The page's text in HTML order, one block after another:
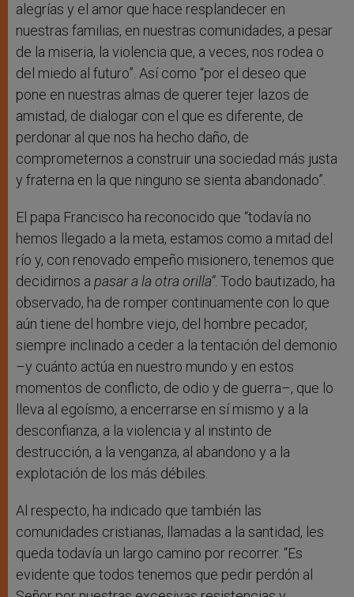
alegrías y el amor que hace resplandecer en
nuestras familias, en nuestras comunidades, a pesar
de la miseria, la violencia que, a veces, nos rodea o
del miedo al futuro”. Así como “por el deseo que
pone en nuestras almas de querer tejer lazos de
amistad, de dialogar con el que es diferente, de
perdonar al que nos ha hecho daño, de
comprometernos a construir una sociedad más justa
y fraterna en la que ninguno se sienta abandonado”.
El papa Francisco ha reconocido que “todavía no
hemos llegado a la meta, estamos como a mitad del
río y, con renovado empeño misionero, tenemos que
decidirnos a pasar a la otra orilla”. Todo bautizado, ha
observado, ha de romper continuamente con lo que
aún tiene del hombre viejo, del hombre pecador,
siempre inclinado a ceder a la tentación del demonio
–y cuánto actúa en nuestro mundo y en estos
momentos de conflicto, de odio y de guerra–, que lo
lleva al egoísmo, a encerrarse en sí mismo y a la
desconfianza, a la violencia y al instinto de
destrucción, a la venganza, al abandono y a la
explotación de los más débiles.
Al respecto, ha indicado que también las
comunidades cristianas, llamadas a la santidad, les
queda todavía un largo camino por recorrer. “Es
evidente que todos tenemos que pedir perdón al